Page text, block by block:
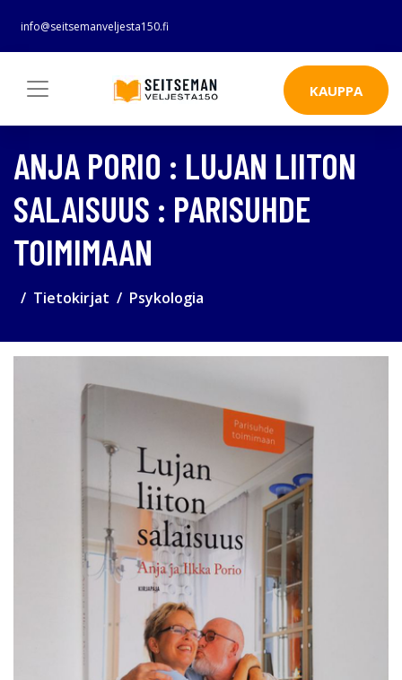
info@seitsemanveljesta150.fi
KAUPPA
ANJA PORIO : LUJAN LIITON
SALAISUUS : PARISUHDE
TOIMIMAAN
Tietokirjat Psykologia